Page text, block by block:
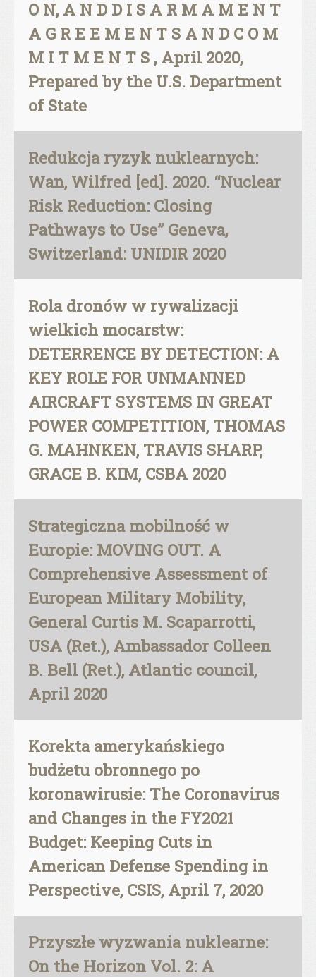
O N, A N D D I S A R M A M E N T
A G R E E M E N T S A N D C O M
M I T M E N T S , April 2020,
Prepared by the U.S. Department
of State
Redukcja ryzyk nuklearnych:
Wan, Wilfred [ed]. 2020. “Nuclear
Risk Reduction: Closing
Pathways to Use” Geneva,
Switzerland: UNIDIR 2020
Rola dronów w rywalizacji
wielkich mocarstw:
DETERRENCE BY DETECTION: A
KEY ROLE FOR UNMANNED
AIRCRAFT SYSTEMS IN GREAT
POWER COMPETITION, THOMAS
G. MAHNKEN, TRAVIS SHARP,
GRACE B. KIM, CSBA 2020
Strategiczna mobilność w
Europie: MOVING OUT. A
Comprehensive Assessment of
European Military Mobility,
General Curtis M. Scaparrotti,
USA (Ret.), Ambassador Colleen
B. Bell (Ret.), Atlantic council,
April 2020
Korekta amerykańskiego
budżetu obronnego po
koronawirusie: The Coronavirus
and Changes in the FY2021
Budget: Keeping Cuts in
American Defense Spending in
Perspective, CSIS, April 7, 2020
Przyszłe wyzwania nuklearne:
On the Horizon Vol. 2: A